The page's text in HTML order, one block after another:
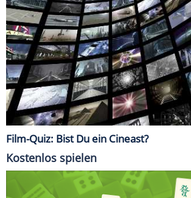
Film-Quiz: Bist Du ein Cineast?
Kostenlos spielen